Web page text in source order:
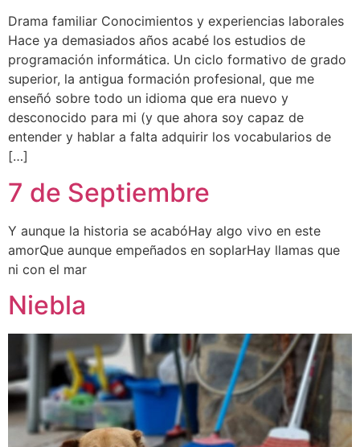
Drama familiar Conocimientos y experiencias laborales
Hace ya demasiados años acabé los estudios de
programación informática. Un ciclo formativo de grado
superior, la antigua formación profesional, que me
enseñó sobre todo un idioma que era nuevo y
desconocido para mi (y que ahora soy capaz de
entender y hablar a falta adquirir los vocabularios de
[…]
7 de Septiembre
Y aunque la historia se acabóHay algo vivo en este
amorQue aunque empeñados en soplarHay llamas que
ni con el mar
Niebla